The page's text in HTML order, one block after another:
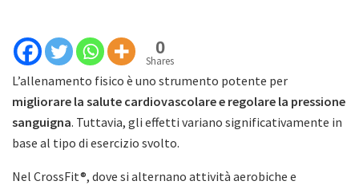
0
Shares
L’allenamento fisico è uno strumento potente per
migliorare la salute cardiovascolare e regolare la pressione
sanguigna. Tuttavia, gli effetti variano significativamente in
base al tipo di esercizio svolto.
Nel CrossFit®, dove si alternano attività aerobiche e